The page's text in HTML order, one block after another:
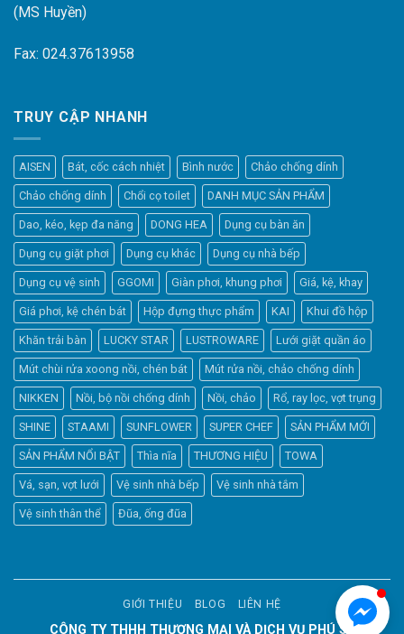
(MS Huyền)
Fax: 024.37613958
TRUY CẬP NHANH
AISEN Bát, cốc cách nhiệt Bình nước Chảo chống dính
Chảo chống dính Chổi cọ toilet DANH MỤC SẢN PHẨM
Dao, kéo, kẹp đa năng DONG HEA Dụng cụ bàn ăn
Dụng cụ giặt phơi Dụng cụ khác Dụng cụ nhà bếp
Dụng cụ vệ sinh GGOMI Giàn phơi, khung phơi Giá, kệ, khay
Giá phơi, kệ chén bát Hộp đựng thực phẩm KAI Khui đồ hộp
Khăn trải bàn LUCKY STAR LUSTROWARE Lưới giặt quần áo
Mút chùi rửa xoong nồi, chén bát Mút rửa nồi, chảo chống dính
NIKKEN Nồi, bộ nồi chống dính Nồi, chảo Rổ, ray lọc, vợt trụng
SHINE STAAMI SUNFLOWER SUPER CHEF SẢN PHẨM MỚI
SẢN PHẨM NỔI BẬT Thìa nĩa THƯƠNG HIỆU TOWA
Vá, sạn, vợt lưới Vệ sinh nhà bếp Vệ sinh nhà tắm
Vệ sinh thân thể Đũa, ống đũa
Elfsight
Typically replies within a day
GIỚI THIỆU BLOG LIÊN HỆ
CÔNG TY THHH THƯƠNG MẠI VÀ DỊCH VỤ PHÚ SỸ